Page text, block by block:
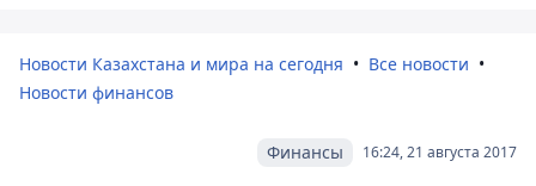
Новости Казахстана и мира на сегодня
Все новости
Новости финансов
16:24, 21 августа 2017
Финансы